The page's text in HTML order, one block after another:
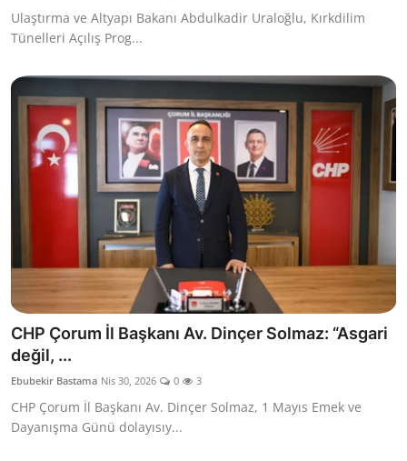
Ulaştırma ve Altyapı Bakanı Abdulkadir Uraloğlu, Kırkdilim
Tünelleri Açılış Prog...
CHP Çorum İl Başkanı Av. Dinçer Solmaz: “Asgari
değil, ...
Ebubekir Bastama Nis 30, 2026 0 3
CHP Çorum İl Başkanı Av. Dinçer Solmaz, 1 Mayıs Emek ve
Dayanışma Günü dolayısıy...